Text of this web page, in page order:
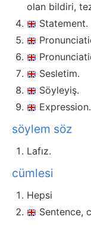
olan bildiri,
Statement.
Sesletim.
Söyleyiş.
Expression.
söylem söz
Lafız.
cümlesi
Hepsi
Sentence,